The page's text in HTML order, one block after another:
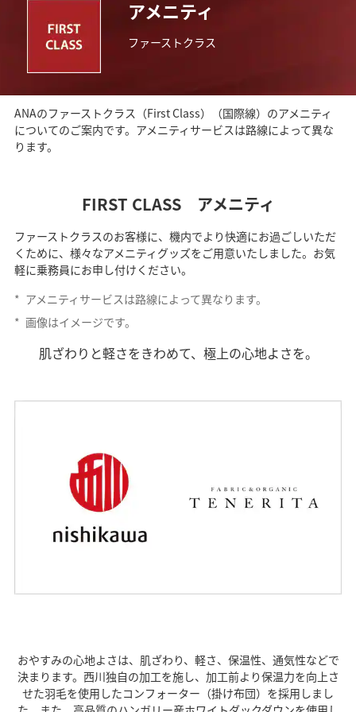
アメニティ
ファーストクラス
ANAのファーストクラス（First Class）（国際線）のアメニティ
についてのご案内です。アメニティサービスは路線によって異な
ります。
FIRST CLASS アメニティ
ファーストクラスのお客様に、機内でより快適にお過ごしいただ
くために、様々なアメニティグッズをご用意いたしました。お気
軽に乗務員にお申し付けください。
* アメニティサービスは路線によって異なります。
* 画像はイメージです。
肌ざわりと軽さをきわめて、極上の心地よさを。
おやすみの心地よさは、肌ざわり、軽さ、保温性、通気性などで
決まります。西川独自の加工を施し、加工前より保温力を向上さ
せた羽毛を使用したコンフォーター（掛け布団）を採用しまし